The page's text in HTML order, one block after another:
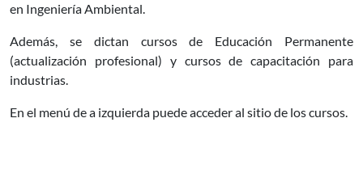
en Ingeniería Ambiental.
Además, se dictan cursos de Educación Permanente
(actualización profesional) y cursos de capacitación para
industrias.
En el menú de a izquierda puede acceder al sitio de los cursos.